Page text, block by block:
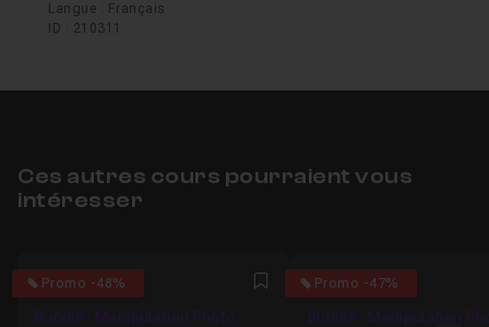
Langue : Français
ID : 210311
Ces autres cours pourraient vous
intéresser
Promo -48%
4.8333333333333 Favori
Bundle : Manipulation Photo
Promo -47%
5
Bundle : Manipulation